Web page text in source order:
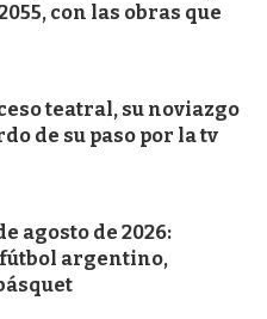
con las obras que
teatral, su noviazgo
de su paso por la tv
agosto de 2026:
argentino,